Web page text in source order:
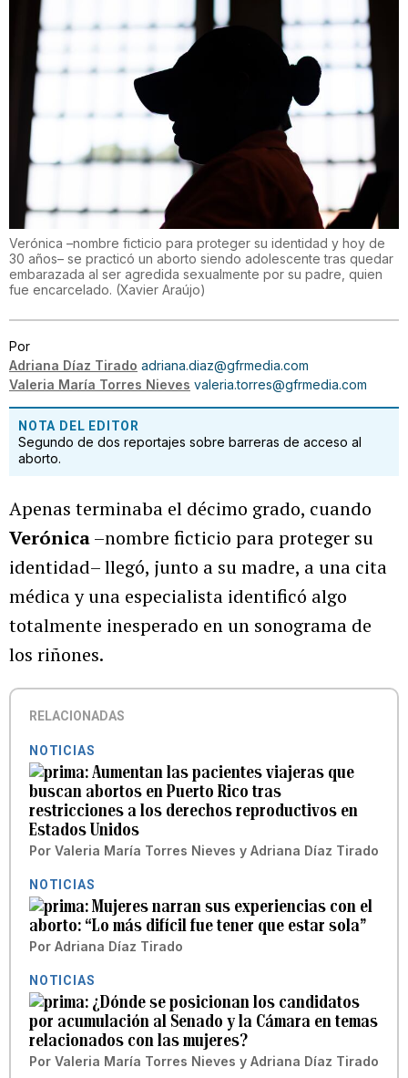
Verónica –nombre ficticio para proteger su identidad y hoy de
30 años– se practicó un aborto siendo adolescente tras quedar
embarazada al ser agredida sexualmente por su padre, quien
fue encarcelado. (Xavier Araújo)
Por
Adriana Díaz Tirado adriana.diaz@gfrmedia.com
Valeria María Torres Nieves valeria.torres@gfrmedia.com
NOTA DEL EDITOR
Segundo de dos reportajes sobre barreras de acceso al
aborto.
Apenas terminaba el décimo grado, cuando
Verónica–nombre ficticio para proteger su
identidad– llegó, junto a su madre, a una cita
médica y una especialista identificó algo
totalmente inesperado en un sonograma de
los riñones.
RELACIONADAS
NOTICIAS
Aumentan las pacientes viajeras que
buscan abortos en Puerto Rico tras
restricciones a los derechos reproductivos en
Estados Unidos
Por Valeria María Torres Nieves y Adriana Díaz Tirado
NOTICIAS
Mujeres narran sus experiencias con el
aborto: “Lo más difícil fue tener que estar sola”
Por Adriana Díaz Tirado
NOTICIAS
¿Dónde se posicionan los candidatos
por acumulación al Senado y la Cámara en temas
relacionados con las mujeres?
Por Valeria María Torres Nieves y Adriana Díaz Tirado